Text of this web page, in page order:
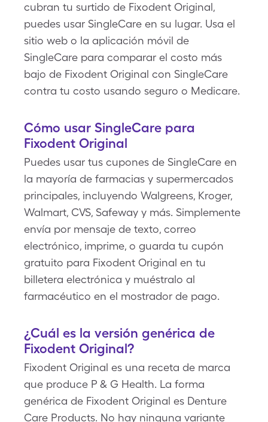
cubran tu surtido de Fixodent Original,
puedes usar SingleCare en su lugar. Usa el
sitio web o la aplicación móvil de
SingleCare para comparar el costo más
bajo de Fixodent Original con SingleCare
contra tu costo usando seguro o Medicare.
Cómo usar SingleCare para
Fixodent Original
Puedes usar tus cupones de SingleCare en
la mayoría de farmacias y supermercados
principales, incluyendo Walgreens, Kroger,
Walmart, CVS, Safeway y más. Simplemente
envía por mensaje de texto, correo
electrónico, imprime, o guarda tu cupón
gratuito para Fixodent Original en tu
billetera electrónica y muéstralo al
farmacéutico en el mostrador de pago.
¿Cuál es la versión genérica de
Fixodent Original?
Fixodent Original es una receta de marca
que produce P & G Health. La forma
genérica de Fixodent Original es Denture
Care Products. No hay ninguna variante